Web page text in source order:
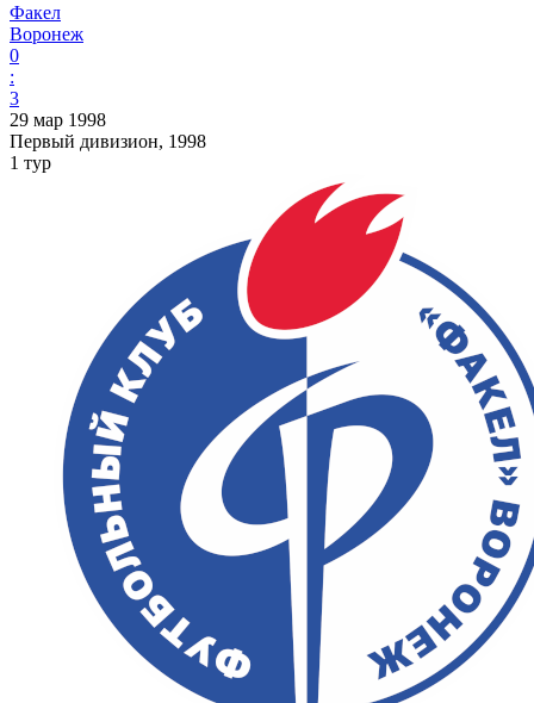
Факел
Воронеж
0
:
3
29 мар 1998
Первый дивизион, 1998
1 тур